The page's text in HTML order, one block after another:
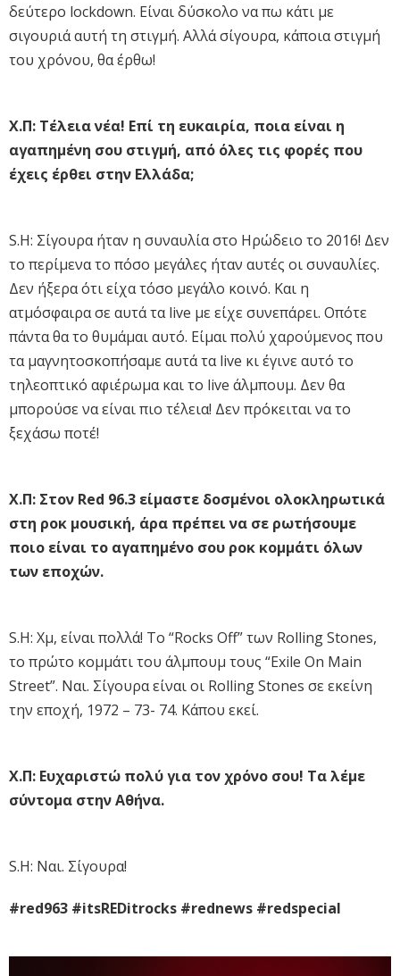
δεύτερο lockdown. Είναι δύσκολο να πω κάτι με
σιγουριά αυτή τη στιγμή. Αλλά σίγουρα, κάποια στιγμή
του χρόνου, θα έρθω!
Χ.Π: Τέλεια νέα! Επί τη ευκαιρία, ποια είναι η
αγαπημένη σου στιγμή, από όλες τις φορές που
έχεις έρθει στην Ελλάδα;
S.H: Σίγουρα ήταν η συναυλία στο Ηρώδειο το 2016! Δεν
το περίμενα το πόσο μεγάλες ήταν αυτές οι συναυλίες.
Δεν ήξερα ότι είχα τόσο μεγάλο κοινό. Και η
ατμόσφαιρα σε αυτά τα live με είχε συνεπάρει. Οπότε
πάντα θα το θυμάμαι αυτό. Είμαι πολύ χαρούμενος που
τα μαγνητοσκοπήσαμε αυτά τα live κι έγινε αυτό το
τηλεοπτικό αφιέρωμα και το live άλμπουμ. Δεν θα
μπορούσε να είναι πιο τέλεια! Δεν πρόκειται να το
ξεχάσω ποτέ!
X.Π: Στον Red 96.3 είμαστε δοσμένοι ολοκληρωτικά
στη ροκ μουσική, άρα πρέπει να σε ρωτήσουμε
ποιο είναι το αγαπημένο σου ροκ κομμάτι όλων
των εποχών.
S.H: Χμ, είναι πολλά! Το “Rocks Off” των Rolling Stones,
το πρώτο κομμάτι του άλμπουμ τους “Exile On Main
Street”. Nαι. Σίγουρα είναι οι Rolling Stones σε εκείνη
την εποχή, 1972 – 73- 74. Κάπου εκεί.
X.Π: Ευχαριστώ πολύ για τον χρόνο σου! Τα λέμε
σύντομα στην Αθήνα.
S.H: Ναι. Σίγουρα!
#red963 #itsREDitrocks #rednews #redspecial